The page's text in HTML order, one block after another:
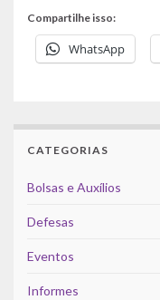
Compartilhe isso:
WhatsApp
CATEGORIAS
Bolsas e Auxílios
Defesas
Eventos
Informes